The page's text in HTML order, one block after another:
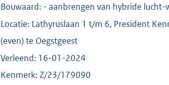
t
t
Bouwaard: - aanbrengen van hybride
Locatie: Lathyruslaan 1 t/m 6, President
(even) te Oegstgeest
Verleend: 16-01-2024
Kenmerk: Z/23/179090